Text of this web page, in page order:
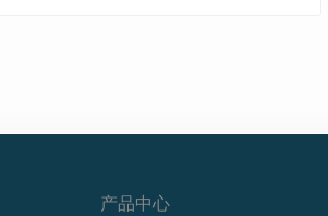
产品中心